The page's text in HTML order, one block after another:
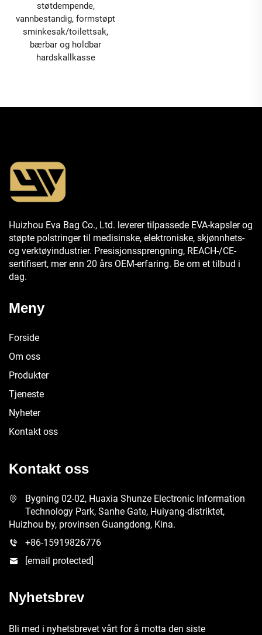
støtdempende,
vannbestandig, formstøpt
sminkesak/toilettsak,
bærbar og holdbar
hardskallkasse
Huizhou Eva Bag Co., Ltd. leverer tilpassede EVA-kapsler og
støpte polstringer til medisinske, elektroniske, skjønnhets-
og verktøyindustrier. Presisjonssprengning, REACH-/CE-
sertifisert, mer enn 20 års OEM-erfaring. Be om et tilbud i
dag.
Meny
Forside
Om oss
Produkter
Tjeneste
Nyheter
Kontakt oss
Kontakt oss
Bygning 02-02, Huaxia Shunze Electronic Information
Technology Park, Sanhe Gate, Huiyang-distriktet,
Huizhou by, provinsen Guangdong, Kina.
+86-15919826776
[email protected]
Nyhetsbrev
Bli med i nyhetsbrevet vårt for å motta den siste